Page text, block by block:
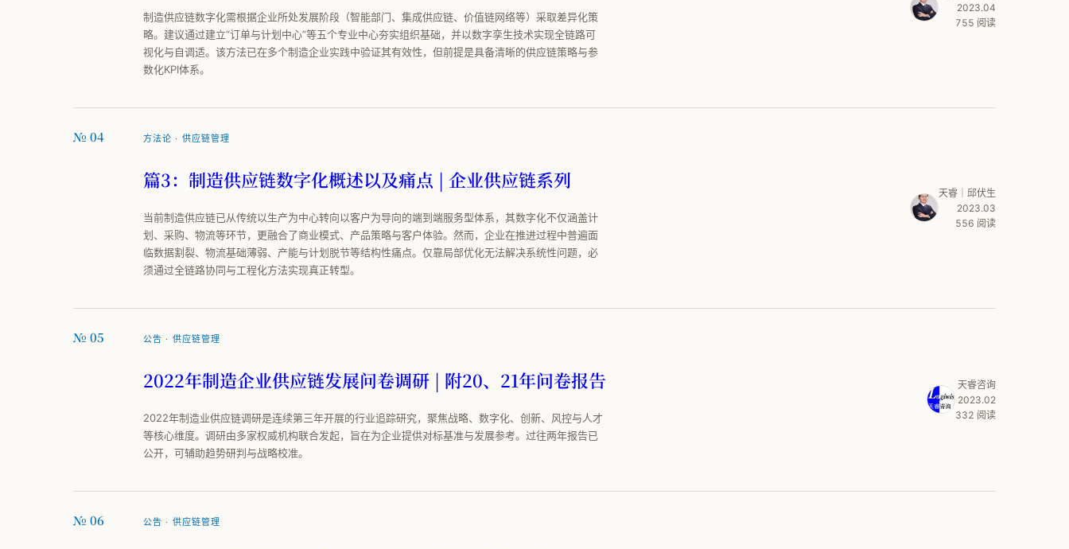
制造供应链数字化需根据企业所处发展阶段（智能部门、集成供应链、价值链网络等）采取差异化策
略。建议通过建立“订单与计划中心”等五个专业中心夯实组织基础，并以数字孪生技术实现全链路可
视化与自调适。该方法已在多个制造企业实践中验证其有效性，但前提是具备清晰的供应链策略与参
数化KPI体系。
2023.04
755 阅读
№ 04 方法论 · 供应链管理
篇3：制造供应链数字化概述以及痛点 | 企业供应链系列
当前制造供应链已从传统以生产为中心转向以客户为导向的端到端服务型体系，其数字化不仅涵盖计
划、采购、物流等环节，更融合了商业模式、产品策略与客户体验。然而，企业在推进过程中普遍面
临数据割裂、物流基础薄弱、产能与计划脱节等结构性痛点。仅靠局部优化无法解决系统性问题，必
须通过全链路协同与工程化方法实现真正转型。
天睿｜邱伏生
2023.03
556 阅读
№ 05 公告 · 供应链管理
2022年制造企业供应链发展问卷调研 | 附20、21年问卷报告
2022年制造业供应链调研是连续第三年开展的行业追踪研究，聚焦战略、数字化、创新、风控与人才
等核心维度。调研由多家权威机构联合发起，旨在为企业提供对标基准与发展参考。过往两年报告已
公开，可辅助趋势研判与战略校准。
天睿咨询
2023.02
332 阅读
№ 06 公告 · 供应链管理